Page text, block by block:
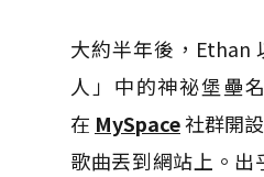
大約半年後，Ethan
人」中的神祕堡壘
在 MySpace社群開
歌曲丟到網站上。出